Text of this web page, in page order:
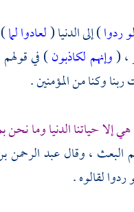
ردوا) إلى الدنيا (لعادوا لما)
، (وإنهم لكاذبون) في قولهم
وكنا من المؤمنين .
إلا حياتنا الدنيا وما نحن
البعث ، وقالعبد الرحمن
لقالوه .